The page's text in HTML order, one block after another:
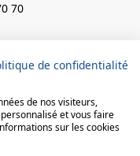
70
de confidentialité
de nos visiteurs,
et vous faire
sur les cookies